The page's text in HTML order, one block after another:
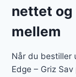
nettet
mellem
Når du bestiller
Edge – Griz